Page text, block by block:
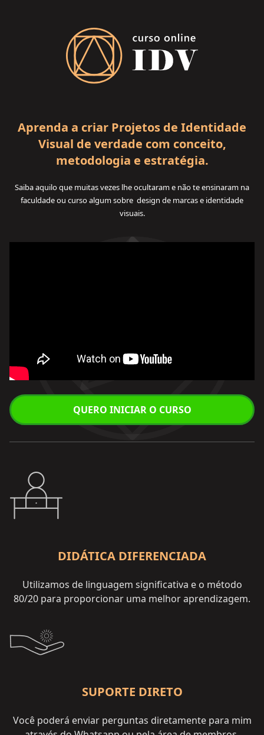
Aprenda a criar Projetos de Identidade
Visual de verdade com conceito,
metodologia e estratégia.
Saiba aquilo que muitas vezes lhe ocultaram e não te ensinaram na
faculdade ou curso algum sobre design de marcas e identidade
visuais.
QUERO INICIAR O CURSO
DIDÁTICA DIFERENCIADA
Utilizamos de linguagem significativa e o método
80/20 para proporcionar uma melhor aprendizagem.
SUPORTE DIRETO
Você poderá enviar perguntas diretamente para mim